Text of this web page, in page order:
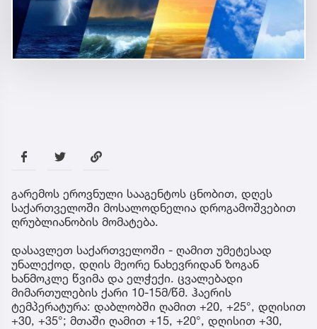
გარემოს ეროვნული სააგენტოს ცნობით, დღეს
საქართველოში მოსალოდნელია დროგამოშვებით
ღრუბლიანობის მომატება.
დასავლეთ საქართველოში - ღამით უმეტესად
უნალექოდ, დღის მეორე ნახევრიდან ზოგან
ხანმოკლე წვიმა და ელჭექი. ცვალებადი
მიმართულების ქარი 10-15მ/წმ. ჰაერის
ტემპერატურა: დაბლობში ღამით +20, +25°, დღისით
+30, +35°; მთაში ღამით +15, +20°, დღისით +30,